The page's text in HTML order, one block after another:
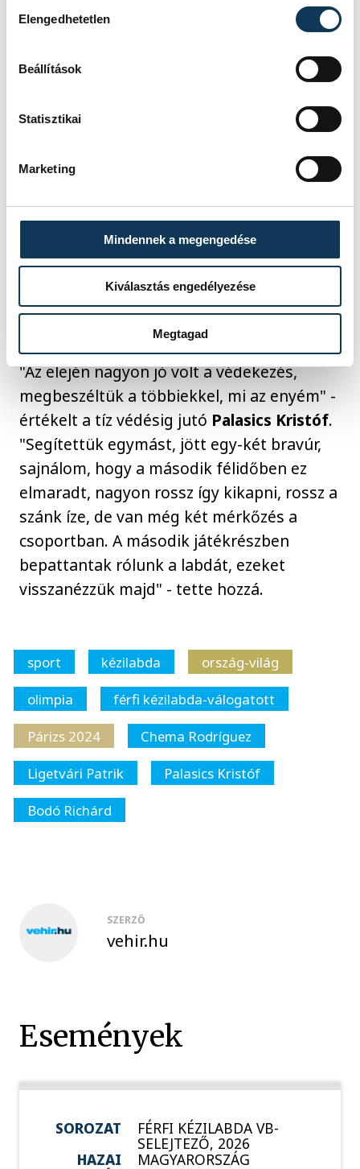
Elengedhetetlen
Beállítások
Statisztikai
Marketing
Mindennek a megengedése
Kiválasztás engedélyezése
Megtagad
koncentrálunk, ez a
Jobban megérdemeltük
pontosabban játszottak.
lesz még sok gól, amit
ilyenkor be fog dobni
- hangsúlyozta a veszprémi védekező-
specialista.
"Az elején nagyon jó volt a védekezés,
megbeszéltük a többiekkel, mi az enyém" -
értékelt a tíz védésig jutó Palasics Kristóf.
"Segítettük egymást, jött egy-két bravúr,
sajnálom, hogy a második félidőben ez
elmaradt, nagyon rossz így kikapni, rossz a
szánk íze, de van még két mérkőzés a
csoportban. A második játékrészben
bepattantak rólunk a labdát, ezeket
visszanézzük majd" - tette hozzá.
sport kézilabda
ország-világ
olimpia
férfi kézilabda-válogatott
Párizs 2024
Chema Rodríguez
Ligetvári Patrik
Palasics Kristóf
Bodó Richárd
SZERZŐ
vehir.hu
Események
SOROZAT FÉRFI KÉZILABDA VB-
SELEJTEZŐ, 2026
HAZAI
MAGYARORSZÁG